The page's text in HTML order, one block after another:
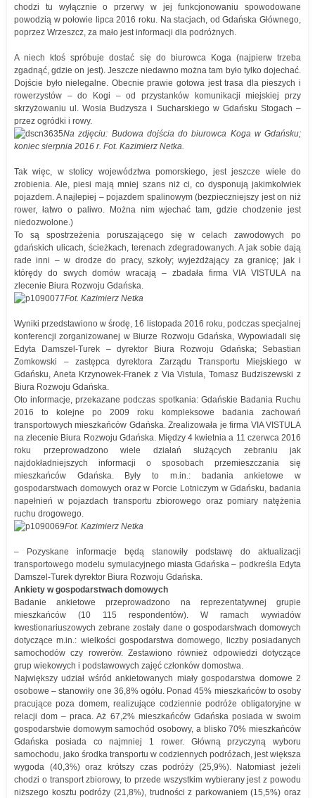
chodzi tu wyłącznie o przerwy w jej funkcjonowaniu spowodowane
powodzią w połowie lipca 2016 roku. Na stacjach, od Gdańska Głównego,
poprzez Wrzeszcz, za mało jest informacji dla podróżnych.
A niech ktoś spróbuje dostać się do biurowca Koga (najpierw trzeba
zgadnąć, gdzie on jest). Jeszcze niedawno można tam było tylko dojechać.
Dojście było nielegalne. Obecnie prawie gotowa jest trasa dla pieszych i
rowerzystów – do Kogi – od przystanków komunikacji miejskiej przy
skrzyżowaniu ul. Wosia Budzysza i Sucharskiego w Gdańsku Stogach –
przez ogródki i rowy.
Na zdjęciu: Budowa dojścia do biurowca Koga w Gdańsku;
koniec sierpnia 2016 r. Fot. Kazimierz Netka.
Tak więc, w stolicy województwa pomorskiego, jest jeszcze wiele do
zrobienia. Ale, piesi mają mniej szans niż ci, co dysponują jakimkolwiek
pojazdem. A najlepiej – pojazdem spalinowym (bezpieczniejszy jest on niż
rower, łatwo o paliwo. Można nim wjechać tam, gdzie chodzenie jest
niedozwolone.)
To są spostrzeżenia poruszającego się w celach zawodowych po
gdańskich ulicach, ścieżkach, terenach zdegradowanych. A jak sobie dają
rade inni – w drodze do pracy, szkoły; wyjeżdżający za granicę; jak i
którędy do swych domów wracają – zbadała firma VIA VISTULA na
zlecenie Biura Rozwoju Gdańska.
Fot. Kazimierz Netka
Wyniki przedstawiono w środę, 16 listopada 2016 roku, podczas specjalnej
konferencji zorganizowanej w Biurze Rozwoju Gdańska, Wypowiadali się
Edyta Damszel-Turek – dyrektor Biura Rozwoju Gdańska; Sebastian
Zomkowski – zastępca dyrektora Zarządu Transportu Miejskiego w
Gdańsku, Aneta Krzynowek-Franek z Via Vistula, Tomasz Budziszewski z
Biura Rozwoju Gdańska.
Oto informacje, przekazane podczas spotkania: Gdańskie Badania Ruchu
2016 to kolejne po 2009 roku kompleksowe badania zachowań
transportowych mieszkańców Gdańska. Zrealizowała je firma VIA VISTULA
na zlecenie Biura Rozwoju Gdańska. Między 4 kwietnia a 11 czerwca 2016
roku przeprowadzono wiele działań służących zebraniu jak
najdokładniejszych informacji o sposobach przemieszczania się
mieszkańców Gdańska. Były to m.in.: badania ankietowe w
gospodarstwach domowych oraz w Porcie Lotniczym w Gdańsku, badania
napełnień w pojazdach transportu zbiorowego oraz pomiary natężenia
ruchu drogowego.
Fot. Kazimierz Netka
– Pozyskane informacje będą stanowiły podstawę do aktualizacji
transportowego modelu symulacyjnego miasta Gdańska – podkreśla Edyta
Damszel-Turek dyrektor Biura Rozwoju Gdańska.
Ankiety w gospodarstwach domowych
Badanie ankietowe przeprowadzono na reprezentatywnej grupie
mieszkańców (10 115 respondentów). W ramach wywiadów
kwestionariuszowych zebrane zostały dane o gospodarstwach domowych
dotyczące m.in.: wielkości gospodarstwa domowego, liczby posiadanych
samochodów czy rowerów. Zestawiono również odpowiedzi dotyczące
grup wiekowych i podstawowych zajęć członków domostwa.
Największy udział wśród ankietowanych miały gospodarstwa domowe 2
osobowe – stanowiły one 36,8% ogółu. Ponad 45% mieszkańców to osoby
pracujące poza domem, realizujące codziennie podróże obligatoryjne w
relacji dom – praca. Aż 67,2% mieszkańców Gdańska posiada w swoim
gospodarstwie domowym samochód osobowy, a blisko 70% mieszkańców
Gdańska posiada co najmniej 1 rower. Główną przyczyną wyboru
samochodu, jako środka transportu w codziennych podróżach, jest większa
wygoda (40,3%) oraz krótszy czas podróży (25,9%). Natomiast jeżeli
chodzi o transport zbiorowy, to przede wszystkim wybierany jest z powodu
niższego kosztu podróży (21,8%), trudności z parkowaniem (15,5%) oraz